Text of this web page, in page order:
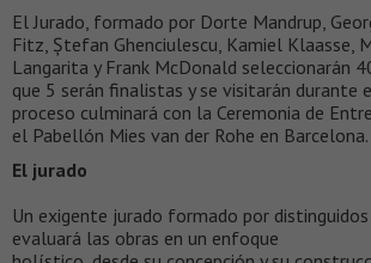
El Jurado, formado por Dorte Mandrup,
Fitz, Ștefan Ghenciulescu, Kamiel Klaasse,
Langarita y Frank McDonald seleccionarán
que 5 serán finalistas y se visitarán durante
proceso culminará con la Ceremonia de
el Pabellón Mies van der Rohe en Barcelona.
El jurado
Un exigente jurado formado por
evaluará las obras en un enfoque